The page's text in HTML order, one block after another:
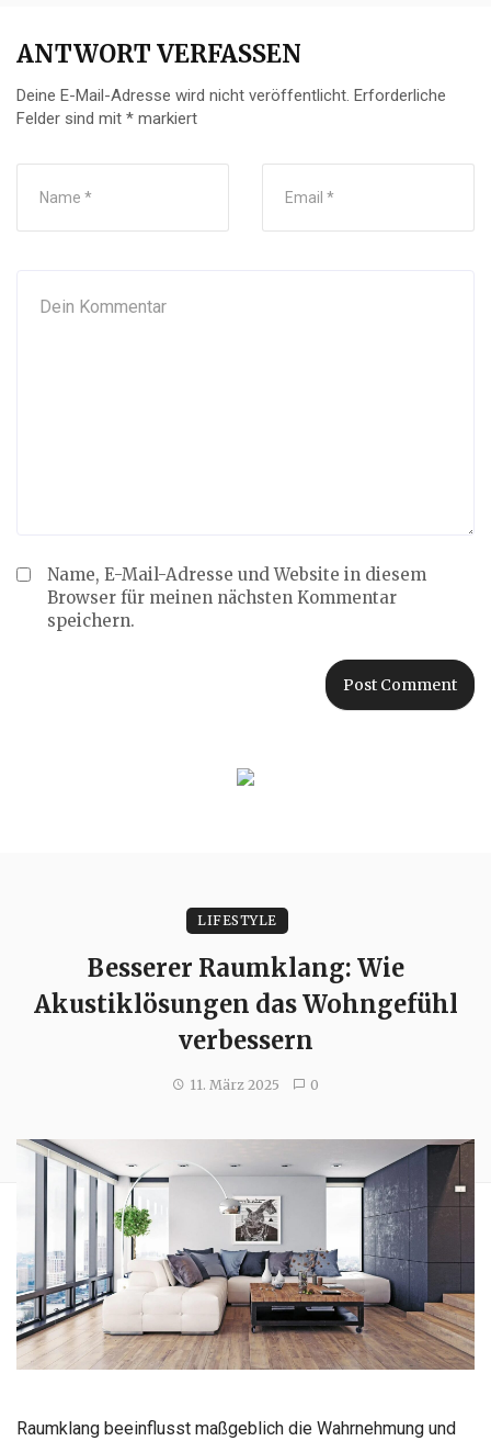
ANTWORT VERFASSEN
Deine E-Mail-Adresse wird nicht veröffentlicht. Erforderliche
Felder sind mit * markiert
Name, E-Mail-Adresse und Website in diesem
Browser für meinen nächsten Kommentar
speichern.
LIFESTYLE
Besserer Raumklang: Wie
Akustiklösungen das Wohngefühl
verbessern
11. März 2025 0
Raumklang beeinflusst maßgeblich die Wahrnehmung und